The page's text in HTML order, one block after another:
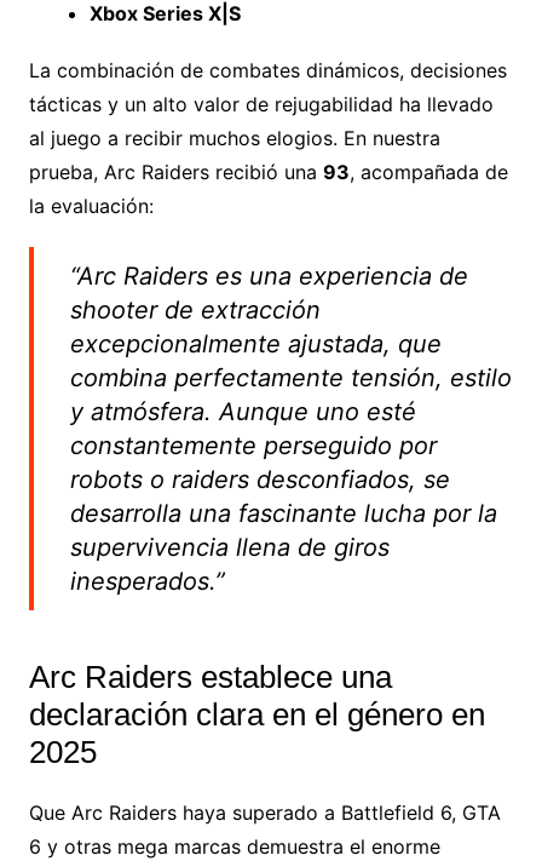
Xbox Series X|S
La combinación de combates dinámicos, decisiones
tácticas y un alto valor de rejugabilidad ha llevado
al juego a recibir muchos elogios. En nuestra
prueba, Arc Raiders recibió una 93, acompañada de
la evaluación:
“Arc Raiders es una experiencia de
shooter de extracción
excepcionalmente ajustada, que
combina perfectamente tensión, estilo
y atmósfera. Aunque uno esté
constantemente perseguido por
robots o raiders desconfiados, se
desarrolla una fascinante lucha por la
supervivencia llena de giros
inesperados.”
Arc Raiders establece una
declaración clara en el género en
2025
Que Arc Raiders haya superado a Battlefield 6, GTA
6 y otras mega marcas demuestra el enorme